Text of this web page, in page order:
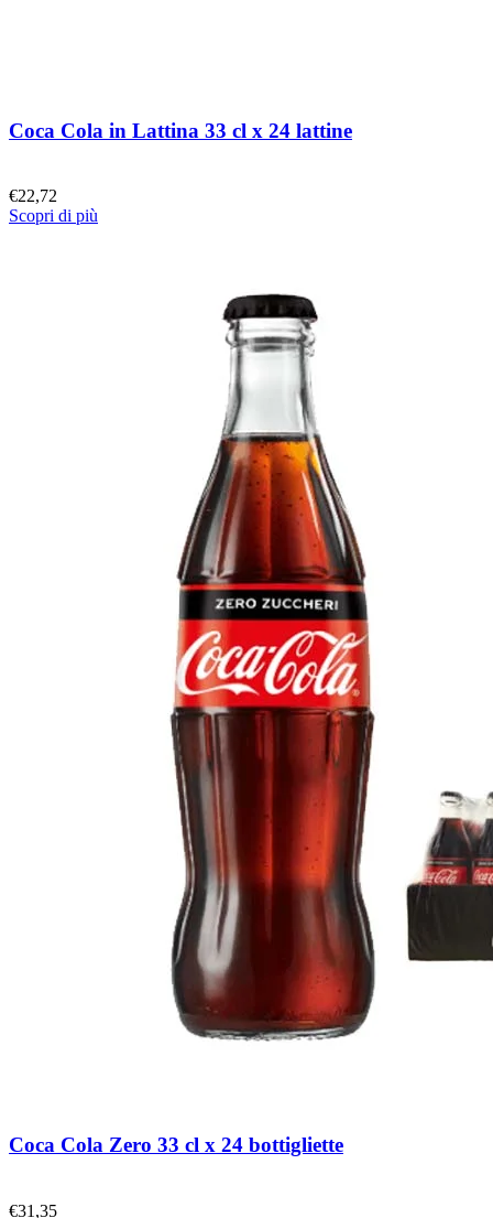
Coca Cola in Lattina 33 cl x 24 lattine
€22,72
Scopri di più
Coca Cola Zero 33 cl x 24 bottigliette
€31,35